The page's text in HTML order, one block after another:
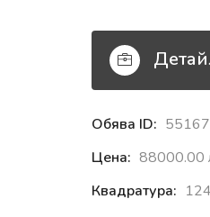
Обява ID:
Цена: 88000.00
Квадратура: